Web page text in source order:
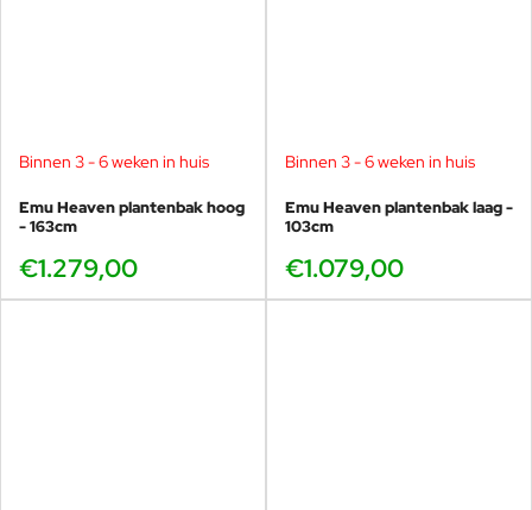
Binnen 3 - 6 weken in huis
Emu Heaven plantenbak hoog
- 163cm
€1.279,00
Binnen 3 - 6 weken in huis
Emu Heaven plantenbak laag -
103cm
€1.079,00